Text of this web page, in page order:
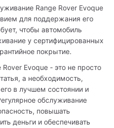
Range Rover Evoque
для поддержания его
чтобы автомобиль
у сертифицированных
покрытие.
Evoque - это не просто
а необходимость,
в лучшем состоянии и
обслуживание
повышать
деньги и обеспечивать